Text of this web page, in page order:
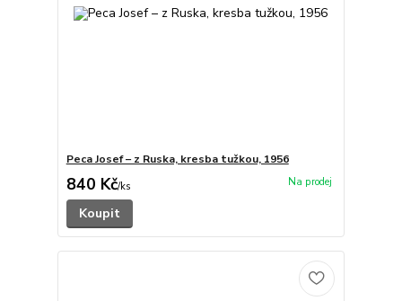
Peca Josef – z Ruska, kresba tužkou, 1956
840 Kč/ks
Koupit